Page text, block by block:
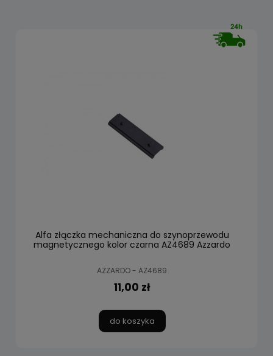
Alfa złączka mechaniczna do szynoprzewodu
magnetycznego kolor czarna AZ4689 Azzardo
AZZARDO - AZ4689
11,00 zł
do koszyka